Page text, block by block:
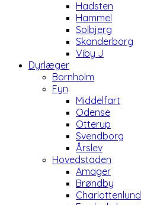
Hadsten
Hammel
Solbjerg
Skanderborg
Viby J
Dyrlæger
Bornholm
Fyn
Middelfart
Odense
Otterup
Svendborg
Årslev
Hovedstaden
Amager
Brøndby
Charlottenlund